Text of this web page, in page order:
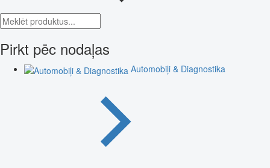
Pirkt pēc nodaļas
Automobiļi & Diagnostika